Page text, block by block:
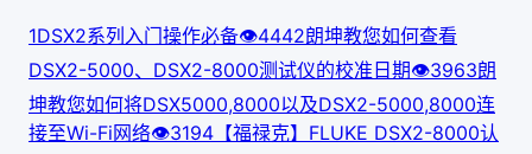
1DSX2系列入门操作必备👁4442朗坤教您如何查看
DSX2-5000、DSX2-8000测试仪的校准日期👁3963朗
坤教您如何将DSX5000,8000以及DSX2-5000,8000连
接至Wi-Fi网络👁3194 【福禄克】FLUKE DSX2-8000认